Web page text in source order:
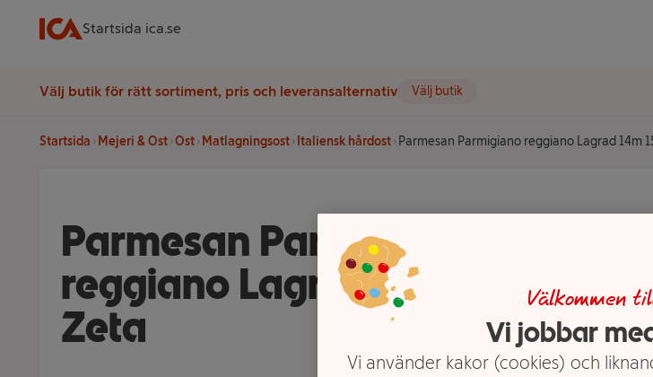
Startsida ica.se
Välj butik för rätt sortiment, pris och leveransalternativ Välj butik
Startsida Mejeri & Ost Ost Matlagningsost Italiensk hårdost Parmesan Parmigiano reggiano Lagrad 14m
Parmesan Parmigiano
reggiano Lagrad 14m 150g
Zeta
Välkommen
Vi jobbar
Vi använder kakor (cookies) och